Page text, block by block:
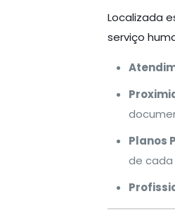
Localizada
serviço
Planos
de cada